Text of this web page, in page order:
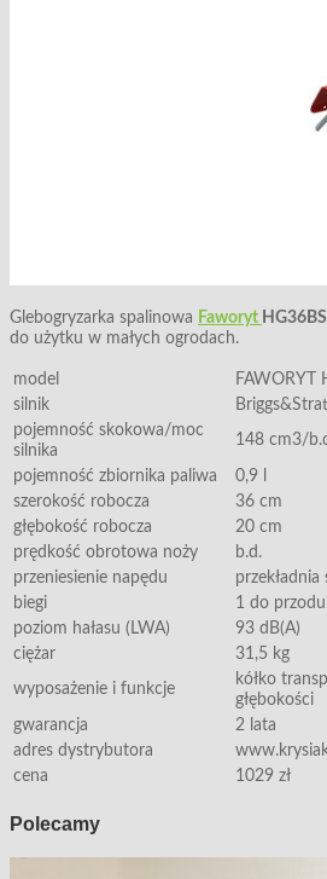
Glebogryzarka spalinowa Faworyt
do użytku w małych ogrodach.
model
FAWORYT
silnik
pojemność skokowa/moc
silnika
148 cm3/
pojemność zbiornika paliwa
0,9 l
szerokość robocza
36 cm
głębokość robocza
20 cm
prędkość obrotowa noży
b.d.
przeniesienie napędu
przekładnia
biegi
1 do przodu
poziom hałasu (LWA)
93 dB(A)
ciężar
31,5 kg
wyposażenie i funkcje
kółko
głębokości
gwarancja
2 lata
adres dystrybutora
cena
1029 zł
Polecamy